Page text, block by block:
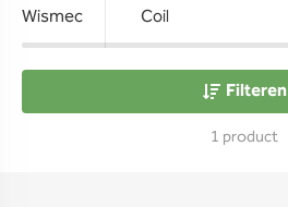
Wismec Coil
Filteren
1 product